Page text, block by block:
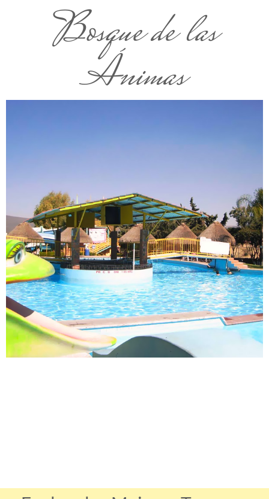
Bosque de las
Ánimas